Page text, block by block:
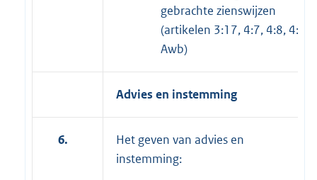
gebrachte zienswijzen
(artikelen 3:17, 4:7, 4:8, 4:9
Awb)
Advies en instemming
6.
Het geven van advies en
instemming: